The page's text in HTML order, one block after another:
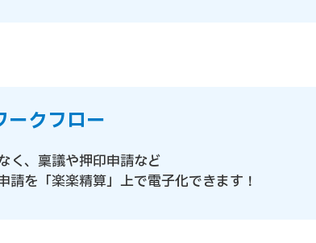
ークフロー
く、稟議や押印申請など
請を「楽楽精算」上で電子化できます！